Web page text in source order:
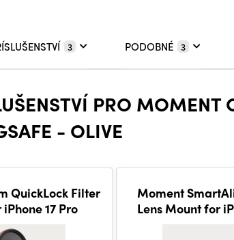
3 PODOBNÉ 3
PRO
- OLIVE
QuickLock Filter
17 Pro
Moment
Lens Mount for